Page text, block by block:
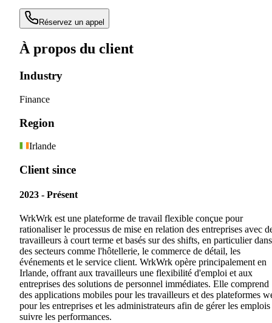
Réservez un appel
À propos du client
Industry
Finance
Region
Irlande
Client since
2023 - Présent
WrkWrk est une plateforme de travail flexible conçue pour
rationaliser le processus de mise en relation des entreprises avec
travailleurs à court terme et basés sur des shifts, en particulier dans
des secteurs comme l'hôtellerie, le commerce de détail, les
événements et le service client. WrkWrk opère principalement en
Irlande, offrant aux travailleurs une flexibilité d'emploi et aux
entreprises des solutions de personnel immédiates. Elle comprend
des applications mobiles pour les travailleurs et des plateformes
pour les entreprises et les administrateurs afin de gérer les emplois
suivre les performances.